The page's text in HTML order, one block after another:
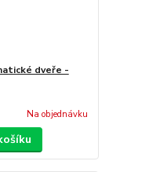
dveře -
Na objednávku